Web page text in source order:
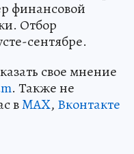
финансовой
Отбор
сентябре.
свое мнение
. Также не
вMAX, Вконтакте